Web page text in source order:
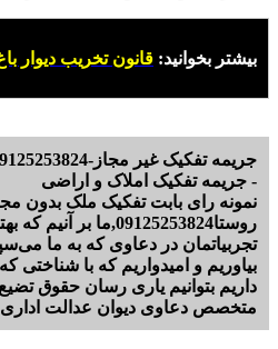
بیشتر بخوانید: قانون تخریب دیوار
- جریمه تفکیک املاک و اراضی
نمونه رای بابت تفکیک ملک بدون
روستا09125253824,ما
تجربیاتمان در دعاوی که به ما
بیاوریم و امیدواریم که با شناختی
داریم بتوانیم یاری رسان حقوق
متخصص دعاوی دیوان عدالت